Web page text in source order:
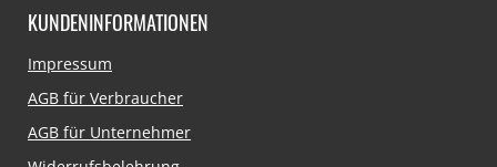
KUNDENINFORMATIONEN
Navigation
Impressum
AGB für Verbraucher
AGB für Unternehmer